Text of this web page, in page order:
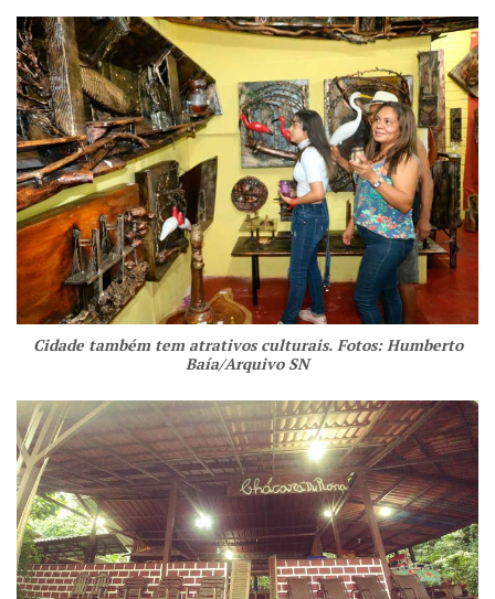
Cidade também tem atrativos culturais. Fotos: Humberto
Baía/Arquivo SN